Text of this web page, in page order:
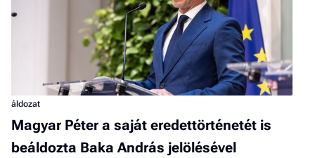
áldozat
Magyar Péter a saját eredettörténetét is
beáldozta Baka András jelölésével